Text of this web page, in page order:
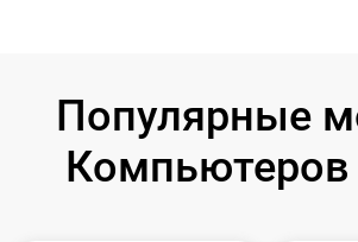
Популярные
Компьютеров